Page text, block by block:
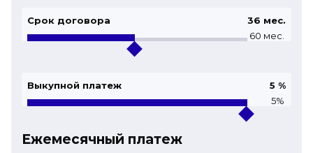
Срок договора 36 мес.
60 мес.
Выкупной платеж 5 %
5%
Ежемесячный платеж